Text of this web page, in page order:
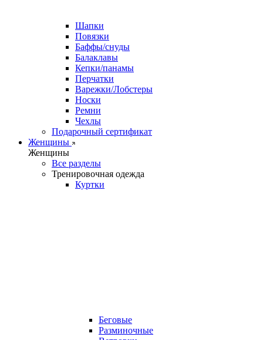
Шапки
Повязки
Баффы/снуды
Балаклавы
Кепки/панамы
Перчатки
Варежки/Лобстеры
Носки
Ремни
Чехлы
Подарочный сертификат
Женщины
Женщины
Все разделы
Тренировочная одежда
Куртки
Беговые
Разминочные